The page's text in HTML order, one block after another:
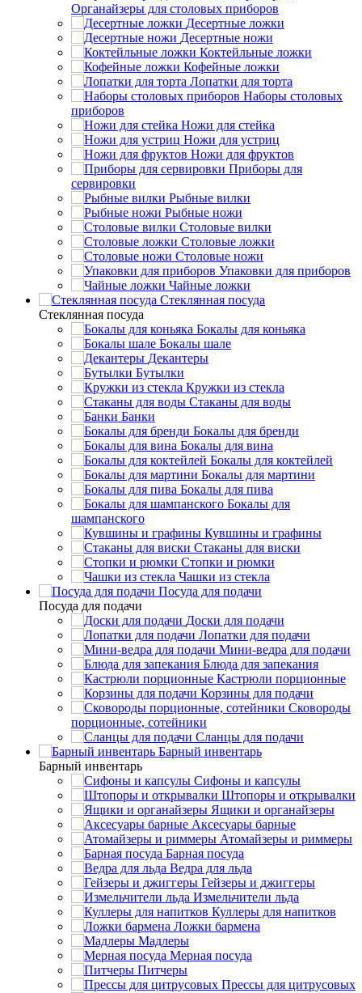
Органайзеры для столовых приборов
Десертные ложки
Десертные ножи
Коктейльные ложки
Кофейные ложки
Лопатки для торта
Наборы столовых
приборов
Ножи для стейка
Ножи для устриц
Ножи для фруктов
Приборы для
сервировки
Рыбные вилки
Рыбные ножи
Столовые вилки
Столовые ложки
Столовые ножи
Упаковки для приборов
Чайные ложки
Стеклянная посуда
Стеклянная посуда
Бокалы для коньяка
Бокалы шале
Декантеры
Бутылки
Кружки из стекла
Стаканы для воды
Банки
Бокалы для бренди
Бокалы для вина
Бокалы для коктейлей
Бокалы для мартини
Бокалы для пива
Бокалы для
шампанского
Кувшины и графины
Стаканы для виски
Стопки и рюмки
Чашки из стекла
Посуда для подачи
Посуда для подачи
Доски для подачи
Лопатки для подачи
Мини-ведра для подачи
Блюда для запекания
Кастрюли порционные
Корзины для подачи
Сковороды
порционные, сотейники
Сланцы для подачи
Барный инвентарь
Барный инвентарь
Сифоны и капсулы
Штопоры и открывалки
Ящики и органайзеры
Аксесуары барные
Атомайзеры и риммеры
Барная посуда
Ведра для льда
Гейзеры и джиггеры
Измельчители льда
Куллеры для напитков
Ложки бармена
Мадлеры
Мерная посуда
Питчеры
Прессы для цитрусовых